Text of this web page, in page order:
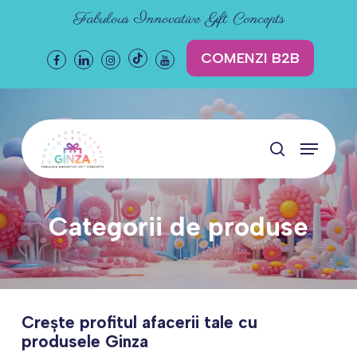
Fabulous Innovative Gift Concepts
Facebook
LinkedinInstagram
TiktokYoutubeCOMENZI B2B
search
Menu
Categorii de produse
Crește profitul afacerii tale cu
produsele Ginza